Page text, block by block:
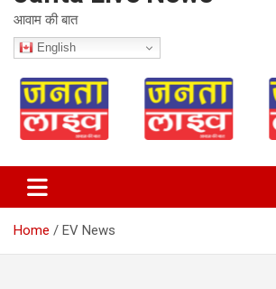
आवाम की बात
English
Home EV News